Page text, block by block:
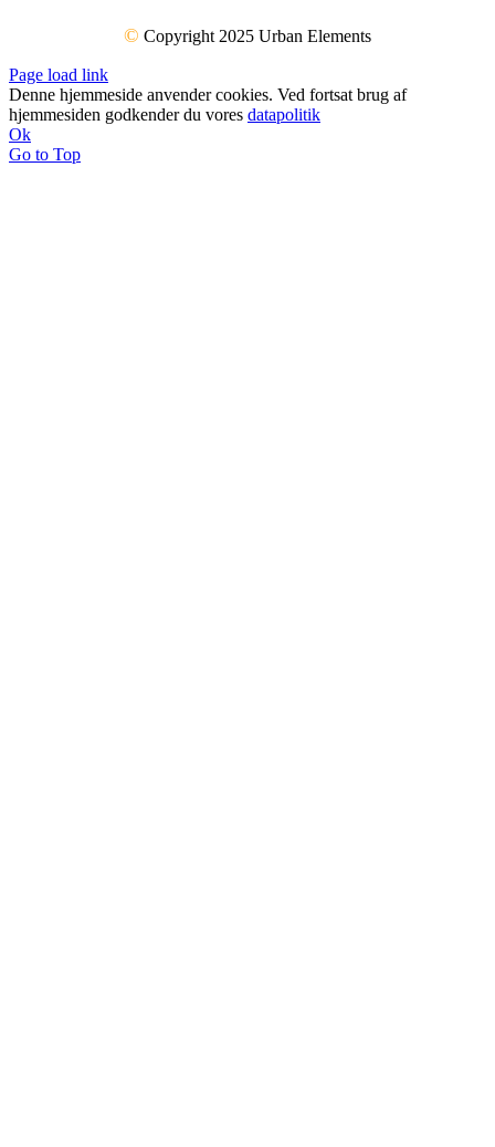
© Copyright 2025 Urban Elements
Page load link
Denne hjemmeside anvender cookies. Ved fortsat brug af
hjemmesiden godkender du vores datapolitik
Ok
Go to Top